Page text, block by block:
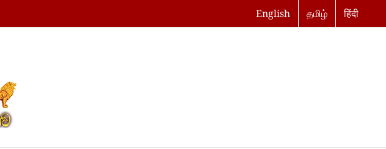
English தமிழ் हिंदी